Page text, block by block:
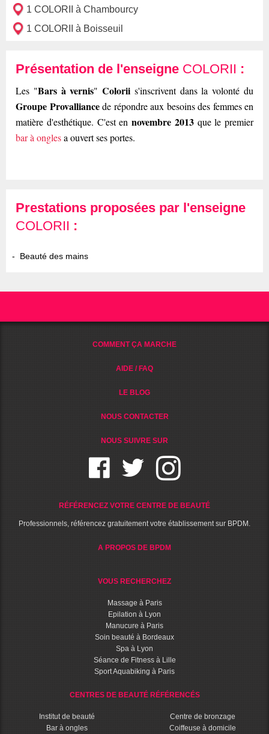
1 COLORII à Chambourcy
1 COLORII à Boisseuil
Présentation de l'enseigne COLORII :
Les "Bars à vernis"Colorii s'inscrivent dans la volonté du
Groupe Provalliancede répondre aux besoins des femmes en
matière d'esthétique. C'est en novembre 2013que le premier
bar à onglesa ouvert ses portes.
Prestations proposées par l'enseigne
COLORII :
Beauté des mains
COMMENT ÇA MARCHE
AIDE / FAQ
LE BLOG
NOUS CONTACTER
NOUS SUIVRE SUR
RÉFÉRENCEZ VOTRE CENTRE DE BEAUTÉ
Professionnels, référencez gratuitement votre établissement sur BPDM.
A PROPOS DE BPDM
VOUS RECHERCHEZ
Massage à Paris
Epilation à Lyon
Manucure à Paris
Soin beauté à Bordeaux
Spa à Lyon
Séance de Fitness à Lille
Sport Aquabiking à Paris
CENTRES DE BEAUTÉ RÉFÉRENCÉS
Institut de beauté
Bar à ongles
Centre de bronzage
Coiffeuse à domicile